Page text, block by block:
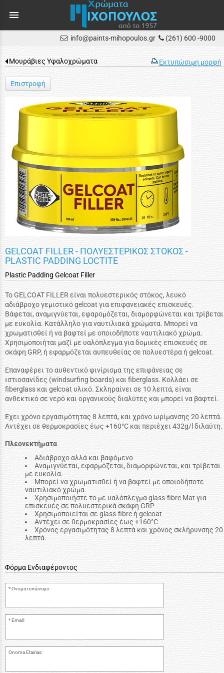
menu
info@paints-mihopoulos.gr (261) 600 -9000
Εκτυπώσιμη μορφή
Μουράβιες Υφαλοχρώματα
Επιστροφή
GELCOAT FILLER - ΠΟΛΥΕΣΤΕΡΙΚΟΣ ΣΤΟΚΟΣ -
PLASTIC PADDING LOCTITE
Plastic Padding Gelcoat Filler
Το GELCOAT FILLER είναι πολυεστερικός στόκος, λευκό
αδιάβροχο γεμιστικό gelcoat για επιφανειακές επισκευές.
Βάφεται, αναμιγνύεται, εφαρομόζεται, διαμορφώνεται και τρίβεται
με ευκολία. Κατάλληλο για ναυτιλιακά χρώματα. Μπορεί να
χρωματισθεί ή να βαφτεί με οποιοδήποτε ναυτιλιακό χρώμα.
Χρησιμοποιήται μαζί με υαλόπλεγμα για δομικές επισκευές σε
σκάφη GRP, ή εφαρμόζεται αυπευθείας σε πολυεστέρα ή gelcoat.
Επαναφέρει το αυθεντικό φινίρισμα της επιφάνειας σε
ιστιοσανίδες (windsurfing boards) και fiberglass. Κολλάει σε
fiberglass και gelcoat υλικό. Σκληραίνει σε 10 λεπτά, είναι
ανθεκτικό σε νερό και οργανικούς διαλύτες και μπορεί να βαφτεί.
Εχει χρόνο εργασιμότητας 8 λεπτά, και χρόνο ωρίμανσης 20 λεπτά.
Αντέχει σε θερμοκρασίες έως +160°C και περιέχει 432g/l διλαύτη.
Πλεονεκτήματα
Αδιάβροχο αλλά και βαφόμενο
Αναμιγνύεται, εφαρμόζεται, διαμορφώνεται, και τρίβεται
με ευκολία.
Μπορεί να χρωματισθεί ή να βαφτεί με οποιοδήποτε
ναυτιλιακό χρώμα.
Χρησιμοποιήστε το με υαλόπλεγμα glass-fibre Mat για
επισκευές σε πολυεστερικά σκάφη GRP
Χρησιμοποιείται σε glass-fibre ή gelcoat
Αντέχει σε θερμοκρασίες έως +160°C
Χρόνος εργασιμότητας 8 λεπτά και χρόνος σκλήρυνσης 20
λεπτά.
Φόρμα Ενδιαφέροντος
Ονοματεπώνυμο:
Email:
Onoma Etairias: